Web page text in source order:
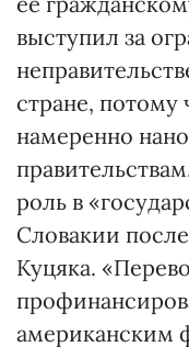
выступил за
стране, потому
намеренно
роль в
Словакии
Куцяка.
американским